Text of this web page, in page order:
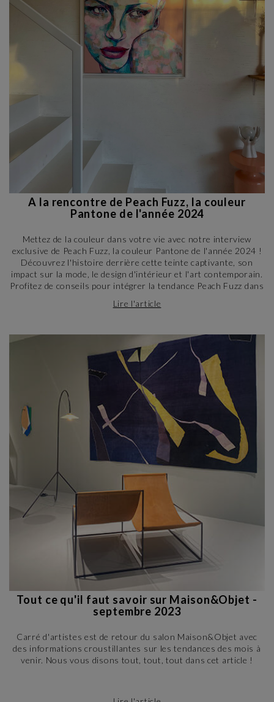
A la rencontre de Peach Fuzz, la couleur
Pantone de l'année 2024
Mettez de la couleur dans votre vie avec notre interview
exclusive de Peach Fuzz, la couleur Pantone de l'année 2024 !
Découvrez l'histoire derrière cette teinte captivante, son
impact sur la mode, le design d'intérieur et l'art contemporain.
Profitez de conseils pour intégrer la tendance Peach Fuzz dans
Lire l'article
Tout ce qu'il faut savoir sur Maison&Objet -
septembre 2023
Carré d'artistes est de retour du salon Maison&Objet avec
des informations croustillantes sur les tendances des mois à
venir. Nous vous disons tout, tout, tout dans cet article !